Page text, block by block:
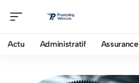
Actu Administratif Assurance